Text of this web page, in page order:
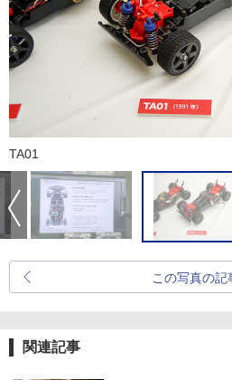
TA01
この写真の記
関連記事